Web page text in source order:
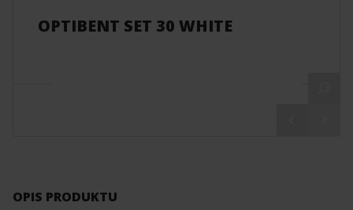
OPTIBENT SET 30 WHITE
OPIS PRODUKTU